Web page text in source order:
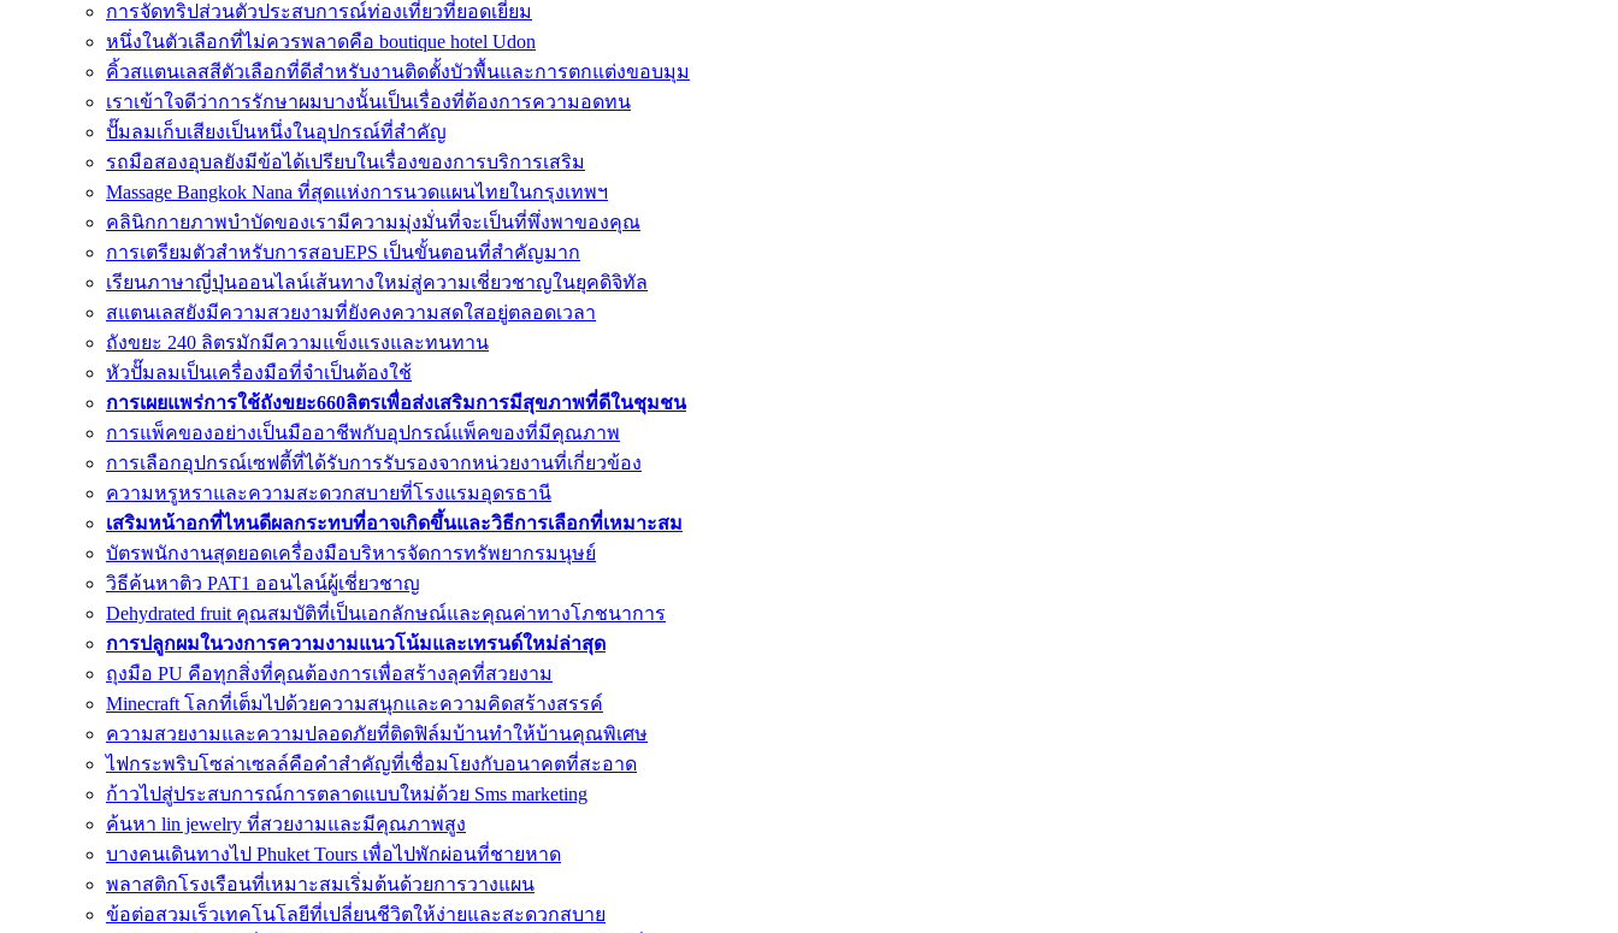
การจัดทริปส่วนตัวประสบการณ์ท่องเที่ยวที่ยอดเยี่ยม
หนึ่งในตัวเลือกที่ไม่ควรพลาดคือ boutique hotel Udon
คิ้วสแตนเลสสีตัวเลือกที่ดีสำหรับงานติดตั้งบัวพื้นและการตกแต่งขอบมุม
เราเข้าใจดีว่าการรักษาผมบางนั้นเป็นเรื่องที่ต้องการความอดทน
ปั๊มลมเก็บเสียงเป็นหนึ่งในอุปกรณ์ที่สำคัญ
รถมือสองอุบลยังมีข้อได้เปรียบในเรื่องของการบริการเสริม
Massage Bangkok Nana ที่สุดแห่งการนวดแผนไทยในกรุงเทพฯ
คลินิกกายภาพบำบัดของเรามีความมุ่งมั่นที่จะเป็นที่พึ่งพาของคุณ
การเตรียมตัวสำหรับการสอบEPS เป็นขั้นตอนที่สำคัญมาก
เรียนภาษาญี่ปุ่นออนไลน์เส้นทางใหม่สู่ความเชี่ยวชาญในยุคดิจิทัล
สแตนเลสยังมีความสวยงามที่ยังคงความสดใสอยู่ตลอดเวลา
ถังขยะ 240 ลิตรมักมีความแข็งแรงและทนทาน
หัวปั๊มลมเป็นเครื่องมือที่จำเป็นต้องใช้
การเผยแพร่การใช้ถังขยะ660ลิตรเพื่อส่งเสริมการมีสุขภาพที่ดีในชุมชน
การแพ็คของอย่างเป็นมืออาชีพกับอุปกรณ์แพ็คของที่มีคุณภาพ
การเลือกอุปกรณ์เซฟตี้ที่ได้รับการรับรองจากหน่วยงานที่เกี่ยวข้อง
ความหรูหราและความสะดวกสบายที่โรงแรมอุดรธานี
เสริมหน้าอกที่ไหนดีผลกระทบที่อาจเกิดขึ้นและวิธีการเลือกที่เหมาะสม
บัตรพนักงานสุดยอดเครื่องมือบริหารจัดการทรัพยากรมนุษย์
วิธีค้นหาติว PAT1 ออนไลน์ผู้เชี่ยวชาญ
Dehydrated fruit คุณสมบัติที่เป็นเอกลักษณ์และคุณค่าทางโภชนาการ
การปลูกผมในวงการความงามแนวโน้มและเทรนด์ใหม่ล่าสุด
ถุงมือ PU คือทุกสิ่งที่คุณต้องการเพื่อสร้างลุคที่สวยงาม
Minecraft โลกที่เต็มไปด้วยความสนุกและความคิดสร้างสรรค์
ความสวยงามและความปลอดภัยที่ติดฟิล์มบ้านทำให้บ้านคุณพิเศษ
ไฟกระพริบโซล่าเซลล์คือคำสำคัญที่เชื่อมโยงกับอนาคตที่สะอาด
ก้าวไปสู่ประสบการณ์การตลาดแบบใหม่ด้วย Sms marketing
ค้นหา lin jewelry ที่สวยงามและมีคุณภาพสูง
บางคนเดินทางไป Phuket Tours เพื่อไปพักผ่อนที่ชายหาด
พลาสติกโรงเรือนที่เหมาะสมเริ่มต้นด้วยการวางแผน
ข้อต่อสวมเร็วเทคโนโลยีที่เปลี่ยนชีวิตให้ง่ายและสะดวกสบาย